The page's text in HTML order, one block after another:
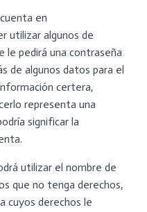
en
utilizar algunos de
le pedirá una contraseña
de algunos datos para el
certera,
representa una
significar la
utilizar el nombre de
que no tenga derechos,
cuyos derechos le